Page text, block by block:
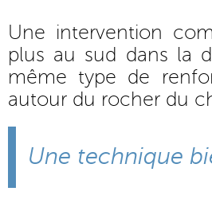
Une intervention
plus au sud dans la
même type de
autour du rocher du
Une technique